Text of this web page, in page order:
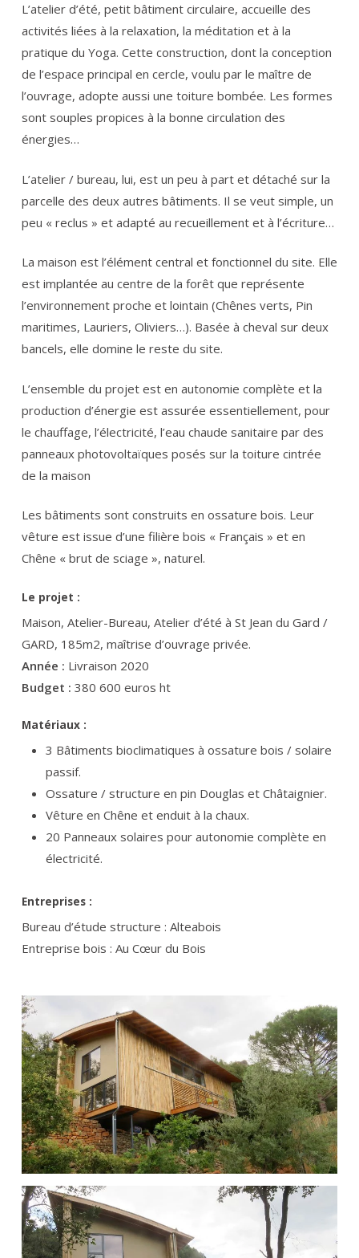
L’atelier d’été, petit bâtiment circulaire, accueille des
activités liées à la relaxation, la méditation et à la
pratique du Yoga. Cette construction, dont la conception
de l’espace principal en cercle, voulu par le maître de
l’ouvrage, adopte aussi une toiture bombée. Les formes
sont souples propices à la bonne circulation des
énergies…
L’atelier / bureau, lui, est un peu à part et détaché sur la
parcelle des deux autres bâtiments. Il se veut simple, un
peu « reclus » et adapté au recueillement et à l’écriture…
La maison est l’élément central et fonctionnel du site. Elle
est implantée au centre de la forêt que représente
l’environnement proche et lointain (Chênes verts, Pin
maritimes, Lauriers, Oliviers…). Basée à cheval sur deux
bancels, elle domine le reste du site.
L’ensemble du projet est en autonomie complète et la
production d’énergie est assurée essentiellement, pour
le chauffage, l’électricité, l’eau chaude sanitaire par des
panneaux photovoltaïques posés sur la toiture cintrée
de la maison
Les bâtiments sont construits en ossature bois. Leur
vêture est issue d’une filière bois « Français » et en
Chêne « brut de sciage », naturel.
Le projet :
Maison, Atelier-Bureau, Atelier d’été à St Jean du Gard /
GARD, 185m2, maîtrise d’ouvrage privée.
Année : Livraison 2020
Budget : 380 600 euros ht
Matériaux :
3 Bâtiments bioclimatiques à ossature bois / solaire
passif.
Ossature / structure en pin Douglas et Châtaignier.
Vêture en Chêne et enduit à la chaux.
20 Panneaux solaires pour autonomie complète en
électricité.
Entreprises :
Bureau d’étude structure : Alteabois
Entreprise bois : Au Cœur du Bois